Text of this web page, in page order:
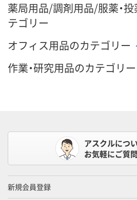
薬局用品/調剤用品/服薬・
テゴリー
オフィス用品のカテゴリー
作業・研究用品のカテゴリー
アスクルにつ
お気軽にご質
新規会員登録